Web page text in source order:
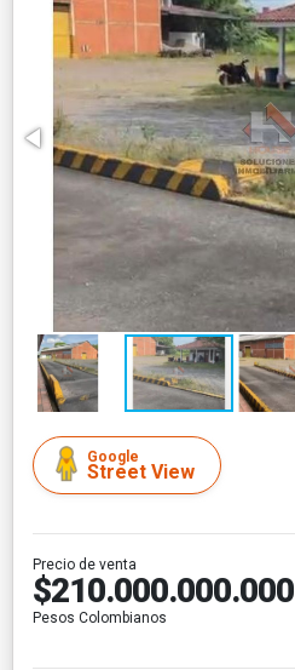
Google
Street View
Precio de venta
$210.000.000.000
Pesos Colombianos